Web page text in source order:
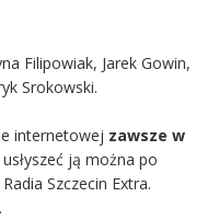
Filipowiak, Jarek Gowin,
Srokowski.
internetowej zawsze w
ją można po
Szczecin Extra.
.